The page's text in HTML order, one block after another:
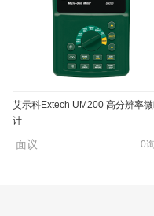
艾示科Extech UM200 高分辨率
计
面议 0